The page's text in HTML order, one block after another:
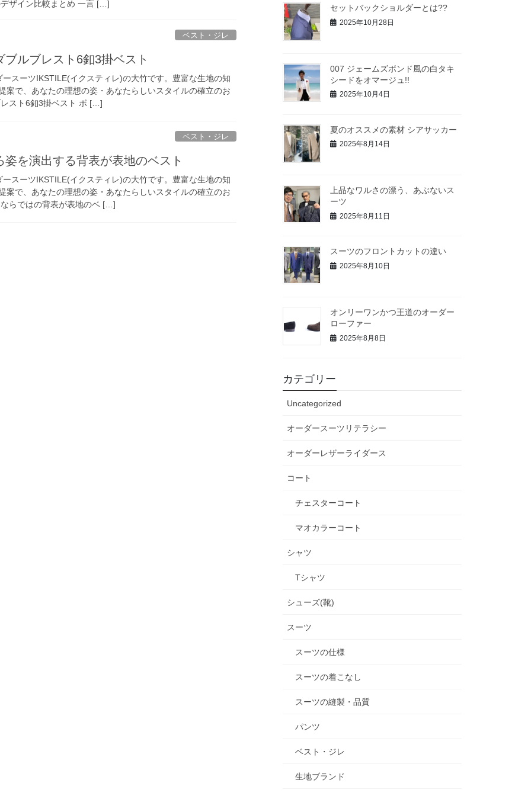
ザイン比較まとめ 一言 […]
ベスト・ジレ
ルブレスト6釦3掛ベスト
スーツIKSTILE(イクスティレ)の大竹です。豊富な生地の知
案で、あなたの理想の姿・あなたらしいスタイルの確立のお
スト6釦3掛ベスト ボ […]
ベスト・ジレ
を演出する背表が表地のベスト
スーツIKSTILE(イクスティレ)の大竹です。豊富な生地の知
案で、あなたの理想の姿・あなたらしいスタイルの確立のお
らではの背表が表地のベ […]
セットバックショルダーとは??
2025年10月28日
007 ジェームズボンド風の白タキ
シードをオマージュ!!
2025年10月4日
夏のオススメの素材 シアサッカー
2025年8月14日
上品なワルさの漂う、あぶないス
ーツ
2025年8月11日
スーツのフロントカットの違い
2025年8月10日
オンリーワンかつ王道のオーダー
ローファー
2025年8月8日
カテゴリー
Uncategorized
オーダースーツリテラシー
オーダーレザーライダース
コート
チェスターコート
マオカラーコート
シャツ
Tシャツ
シューズ(靴)
スーツ
スーツの仕様
スーツの着こなし
スーツの縫製・品質
パンツ
ベスト・ジレ
生地ブランド